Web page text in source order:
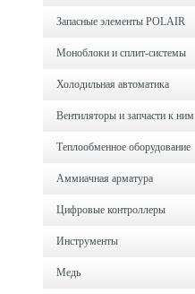
Запасные элементы POLAIR
Моноблоки и cплит-системы
Холодильная автоматика
Вентиляторы и запчасти к ним
Теплообменное оборудование
Аммиачная арматура
Цифровые контроллеры
Инструменты
Медь